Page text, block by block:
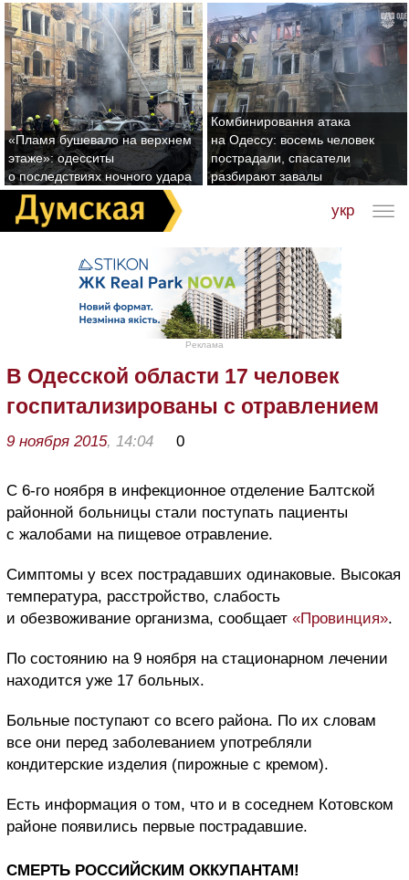
«Пламя бушевало на верхнем
этаже»: одесситы
о последствиях ночного удара
Комбинировання атака
на Одессу: восемь человек
пострадали, спасатели
разбирают завалы
укр
Реклама
В Одесской области 17 человек
госпитализированы с отравлением
9 ноября 2015, 14:04 0
С 6-го ноября в инфекционное отделение Балтской
районной больницы стали поступать пациенты
с жалобами на пищевое отравление.
Симптомы у всех пострадавших одинаковые. Высокая
температура, расстройство, слабость
и обезвоживание организма, сообщает «Провинция».
По состоянию на 9 ноября на стационарном лечении
находится уже 17 больных.
Больные поступают со всего района. По их словам
все они перед заболеванием употребляли
кондитерские изделия (пирожные с кремом).
Есть информация о том, что и в соседнем Котовском
районе появились первые пострадавшие.
СМЕРТЬ РОССИЙСКИМ ОККУПАНТАМ!